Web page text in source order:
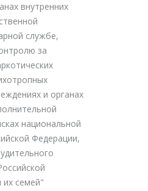
внутренних
службе,
за
и органах
национальной
Федерации,
их семей"